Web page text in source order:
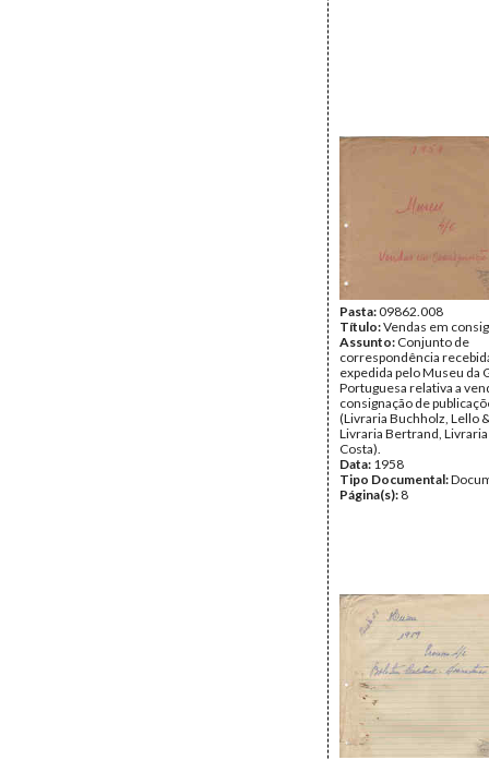
Pasta:09862.008
Título:Vendas em
Assunto: Conjunto de
correspondência
expedida pelo Museu da
Portuguesa relativa a
consignação de
(Livraria Buchholz, Lello
Livraria Bertrand, Livraria
Costa).
Data: 1958
Tipo Documental:
Página(s): 8